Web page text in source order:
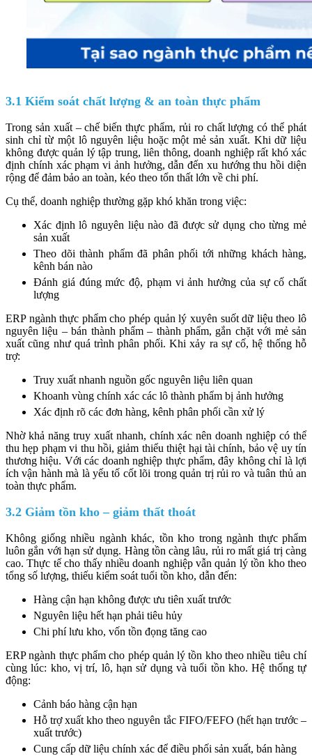
3.1 Kiểm soát chất lượng & an toàn thực phẩm
Trong sản xuất – chế biến thực phẩm, rủi ro chất lượng có thể phát
sinh chỉ từ một lô nguyên liệu hoặc một mẻ sản xuất. Khi dữ liệu
không được quản lý tập trung, liên thông, doanh nghiệp rất khó xác
định chính xác phạm vi ảnh hưởng, dẫn đến xu hướng thu hồi diện
rộng để đảm bảo an toàn, kéo theo tổn thất lớn về chi phí.
Cụ thể, doanh nghiệp thường gặp khó khăn trong việc:
Xác định lô nguyên liệu nào đã được sử dụng cho từng mẻ
sản xuất
Theo dõi thành phẩm đã phân phối tới những khách hàng,
kênh bán nào
Đánh giá đúng mức độ, phạm vi ảnh hưởng của sự cố chất
lượng
ERP ngành thực phẩm cho phép quản lý xuyên suốt dữ liệu theo lô
nguyên liệu – bán thành phẩm – thành phẩm, gắn chặt với mẻ sản
xuất cũng như quá trình phân phối. Khi xảy ra sự cố, hệ thống hỗ
trợ:
Truy xuất nhanh nguồn gốc nguyên liệu liên quan
Khoanh vùng chính xác các lô thành phẩm bị ảnh hưởng
Xác định rõ các đơn hàng, kênh phân phối cần xử lý
Nhờ khả năng truy xuất nhanh, chính xác nên doanh nghiệp có thể
thu hẹp phạm vi thu hồi, giảm thiểu thiệt hại tài chính, bảo vệ uy tín
thương hiệu. Với các doanh nghiệp thực phẩm, đây không chỉ là lợi
ích vận hành mà là yếu tố cốt lõi trong quản trị rủi ro và tuân thủ an
toàn thực phẩm.
3.2 Giảm tồn kho – giảm thất thoát
Không giống nhiều ngành khác, tồn kho trong ngành thực phẩm
luôn gắn với hạn sử dụng. Hàng tồn càng lâu, rủi ro mất giá trị càng
cao. Thực tế cho thấy nhiều doanh nghiệp vẫn quản lý tồn kho theo
tổng số lượng, thiếu kiểm soát tuổi tồn kho, dẫn đến:
Hàng cận hạn không được ưu tiên xuất trước
Nguyên liệu hết hạn phải tiêu hủy
Chi phí lưu kho, vốn tồn đọng tăng cao
ERP ngành thực phẩm cho phép quản lý tồn kho theo nhiều tiêu chí
cùng lúc: kho, vị trí, lô, hạn sử dụng và tuổi tồn kho. Hệ thống tự
động:
Cảnh báo hàng cận hạn
Hỗ trợ xuất kho theo nguyên tắc FIFO/FEFO (hết hạn trước –
xuất trước)
Cung cấp dữ liệu chính xác để điều phối sản xuất, bán hàng